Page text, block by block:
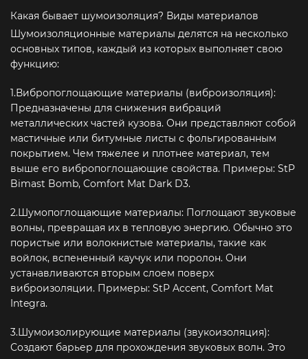
Какая бывает шумоизоляция? Виды материалов
Шумоизоляционные материалы делятся на несколько
основных типов, каждый из которых выполняет свою
функцию:
1.Вибропоглощающие материалы (виброизоляция):
Предназначены для снижения вибраций
металлических частей кузова. Они представляют собой
мастичные или битумные листы с фольгированным
покрытием. Чем тяжелее и плотнее материал, тем
выше его вибропоглощающие свойства. Примеры: StP
Bimast Bomb, Comfort Mat Dark D3.
2.Шумопоглощающие материалы: Поглощают звуковые
волны, превращая их в тепловую энергию. Обычно это
пористые или волокнистые материалы, такие как
войлок, вспененный каучук или поролон. Они
устанавливаются вторым слоем поверх
виброизоляции. Примеры: StP Accent, Comfort Mat
Integra.
3.Шумоизолирующие материалы (звукоизоляция):
Создают барьер для прохождения звуковых волн. Это